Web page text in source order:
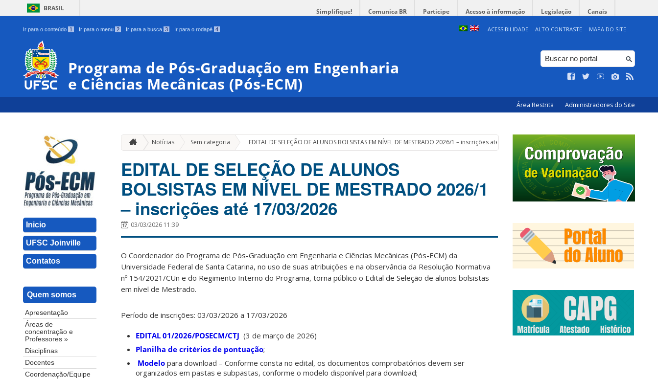
BRASIL Simplifique! Comunica BR Participe Acesso à informação Legislação Canais
Ir para o conteúdo 1 Ir para o menu 2 Ir para a busca 3 Ir para o rodapé 4 ACESSIBILIDADE ALTO CONTRASTE MAPA DO SITE
Programa de Pós-Graduação em Engenharia
e Ciências Mecânicas (Pós-ECM)
Área Restrita Administradores do Site
Inicio
UFSC Joinville
Contatos
Quem somos
Apresentação
Áreas de
concentração e
Professores »
Disciplinas
Docentes
Coordenação/Equipe
Notícias Sem categoria » EDITAL DE SELEÇÃO DE ALUNOS BOLSISTAS EM NÍVEL DE MESTRADO 2026/1 – inscrições até 17/03/2026
EDITAL DE SELEÇÃO DE ALUNOS
BOLSISTAS EM NÍVEL DE MESTRADO 2026/1
– inscrições até 17/03/2026
03/03/2026 11:39
O Coordenador do Programa de Pós-Graduação em Engenharia e Ciências Mecânicas (Pós-ECM) da
Universidade Federal de Santa Catarina, no uso de suas atribuições e na observância da Resolução Normativa
nº 154/2021/CUn e do Regimento Interno do Programa, torna público o Edital de Seleção de alunos bolsistas
em nível de Mestrado.
Período de inscrições: 03/03/2026 a 17/03/2026
EDITAL 01/2026/POSECM/CTJ (3 de março de 2026)
Planilha de critérios de pontuação;
Modelo para download – Conforme consta no edital, os documentos comprobatórios devem ser
organizados em pastas e subpastas, conforme o modelo disponível para download;